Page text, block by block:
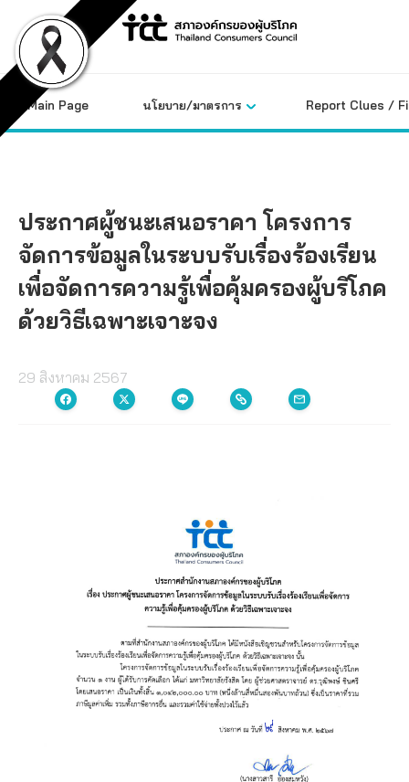
content
Main Page นโยบาย/มาตรการ Report Clues /
ประกาศผู้ชนะเสนอราคา โครงการ
จัดการข้อมูลในระบบรับเรื่องร้องเรียน
เพื่อจัดการความรู้เพื่อคุ้มครองผู้บริโภค
ด้วยวิธีเฉพาะเจาะจง
29 สิงหาคม 2567